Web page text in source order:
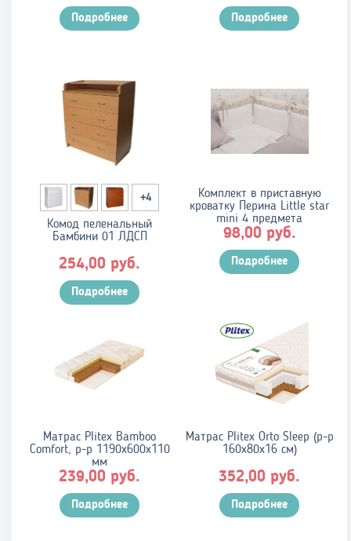
Подробнее Подробнее
+4
Комод пеленальный
Бамбини 01 ЛДСП
254,00 руб.
Подробнее
Комплект в приставную
кроватку Перина Little star
mini 4 предмета
98,00 руб.
Подробнее
Матрас Plitex Bamboo
Comfort, р-р 1190х600х110
мм
239,00 руб.
Подробнее
Матрас Plitex Orto Sleep (р-р
160х80х16 см)
352,00 руб.
Подробнее